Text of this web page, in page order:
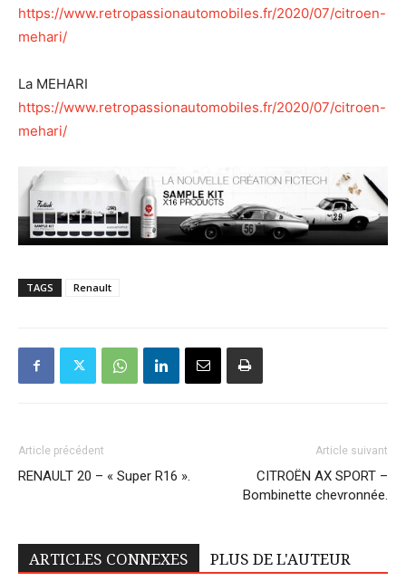
https://www.retropassionautomobiles.fr/2020/07/citroen-
mehari/
La MEHARI
https://www.retropassionautomobiles.fr/2020/07/citroen-
mehari/
TAGS Renault
Article précédent
RENAULT 20 – « Super R16 ».
Article suivant
CITROËN AX SPORT –
Bombinette chevronnée.
ARTICLES CONNEXES PLUS DE L'AUTEUR